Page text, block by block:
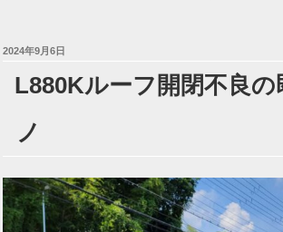
投
2024年9月6日
L880Kルーフ開閉不良の
ノ